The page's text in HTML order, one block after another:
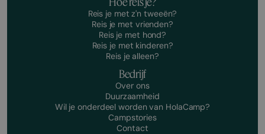
Reis je met z'n tweeën?
Reis je met vrienden?
Reis je met hond?
Reis je met kinderen?
Reis je alleen?
Bedrijf
Over ons
Duurzaamheid
Wil je onderdeel worden van HolaCamp?
Campstories
Contact